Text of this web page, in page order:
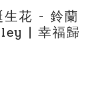
Laforet｜葵芳葵涌廣
生花 - 鈴蘭
| 幸福歸